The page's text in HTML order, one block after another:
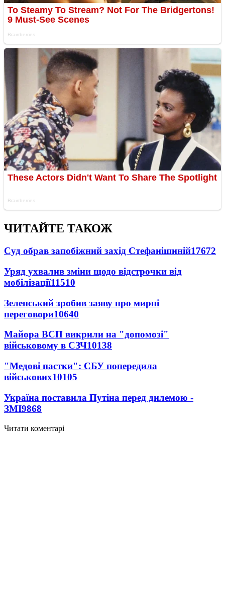
ЧИТАЙТЕ ТАКОЖ
Суд обрав запобіжний захід Стефанішиній17672
Уряд ухвалив зміни щодо відстрочки від
мобілізації11510
Зеленський зробив заяву про мирні
переговори10640
Майора ВСП викрили на "допомозі"
військовому в СЗЧ10138
"Медові пастки": СБУ попередила
військових10105
Україна поставила Путіна перед дилемою -
ЗМІ9868
Читати коментарі